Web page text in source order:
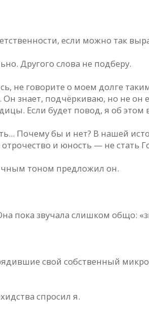
если можно так
Другого слова не подберу.
говорите о моем долге
знает, подчёркиваю, но не он
Если будет повод, я об этом
Почему бы и нет? В нашей
и юность — не стать
тоном предложил он.
пока звучала слишком общо:
свой собственный
спросил я.